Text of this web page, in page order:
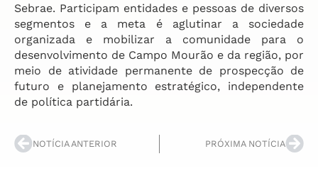
Sebrae. Participam entidades e pessoas de diversos
segmentos e a meta é aglutinar a sociedade
organizada e mobilizar a comunidade para o
desenvolvimento de Campo Mourão e da região, por
meio de atividade permanente de prospecção de
futuro e planejamento estratégico, independente
de política partidária.
NOTÍCIA ANTERIOR PRÓXIMA NOTÍCIA